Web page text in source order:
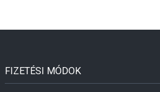
FIZETÉSI MÓDOK